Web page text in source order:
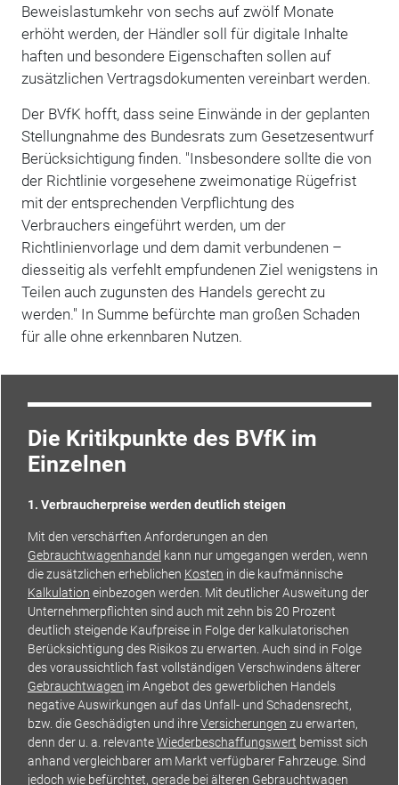
Beweislastumkehr von sechs auf zwölf Monate
erhöht werden, der Händler soll für digitale Inhalte
haften und besondere Eigenschaften sollen auf
zusätzlichen Vertragsdokumenten vereinbart werden.
Der BVfK hofft, dass seine Einwände in der geplanten
Stellungnahme des Bundesrats zum Gesetzesentwurf
Berücksichtigung finden. "Insbesondere sollte die von
der Richtlinie vorgesehene zweimonatige Rügefrist
mit der entsprechenden Verpflichtung des
Verbrauchers eingeführt werden, um der
Richtlinienvorlage und dem damit verbundenen –
diesseitig als verfehlt empfundenen Ziel wenigstens in
Teilen auch zugunsten des Handels gerecht zu
werden." In Summe befürchte man großen Schaden
für alle ohne erkennbaren Nutzen.
Die Kritikpunkte des BVfK im
Einzelnen
1. Verbraucherpreise werden deutlich steigen
Mit den verschärften Anforderungen an den
Gebrauchtwagenhandel kann nur umgegangen werden, wenn
die zusätzlichen erheblichen Kosten in die kaufmännische
Kalkulation einbezogen werden. Mit deutlicher Ausweitung der
Unternehmerpflichten sind auch mit zehn bis 20 Prozent
deutlich steigende Kaufpreise in Folge der kalkulatorischen
Berücksichtigung des Risikos zu erwarten. Auch sind in Folge
des voraussichtlich fast vollständigen Verschwindens älterer
Gebrauchtwagen im Angebot des gewerblichen Handels
negative Auswirkungen auf das Unfall- und Schadensrecht,
bzw. die Geschädigten und ihreVersicherungen zu erwarten,
denn der u. a. relevanteWiederbeschaffungswert bemisst sich
anhand vergleichbarer am Markt verfügbarer Fahrzeuge. Sind
jedoch wie befürchtet, gerade bei älteren Gebrauchtwagen